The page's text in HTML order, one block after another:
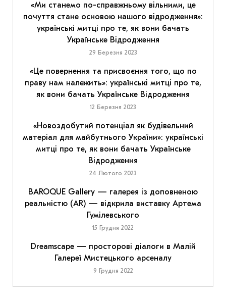
«Ми станемо по-справжньому вільними, це
почуття стане основою нашого відродження»:
українські митці про те, як вони бачать
Українське Відродження
29 Березня 2023
«Це повернення та присвоєння того, що по
праву нам належить»: українські митці про те,
як вони бачать Українське Відродження
12 Березня 2023
«Новоздобутий потенціал як будівельний
матеріал для майбутнього України»: українські
митці про те, як вони бачать Українське
Відродження
24 Лютого 2023
BAROQUE Gallery — галерея із доповненою
реальністю (AR) — відкрила виставку Артема
Гумілевського
15 Грудня 2022
Dreamscape — просторові діалоги в Малій
Галереї Мистецького арсеналу
9 Грудня 2022